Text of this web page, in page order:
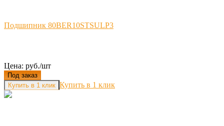
Подшипник 80BER10STSULP3
Цена: руб./шт
Под заказ
Купить в 1 клик